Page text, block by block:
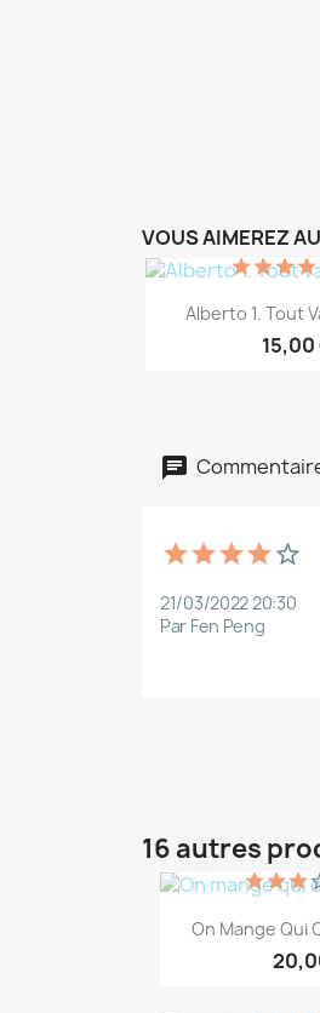
VOUS AIMEREZ
Aperçu
Alberto 1. Tout
15,00
21/03/2022 20:30
Par Fen Peng
16 autres

On Mange Qui